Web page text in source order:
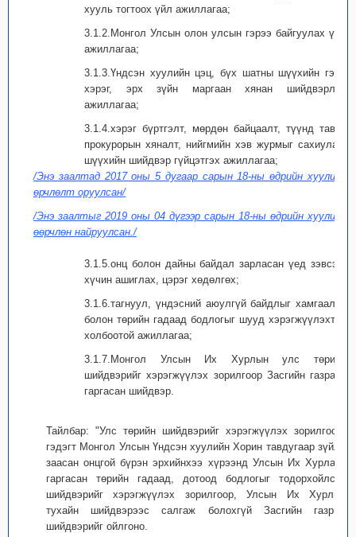
хууль тогтоох үйл ажиллагаа;
3.1.2.Монгол Улсын олон улсын гэрээ байгуулах үйл
ажиллагаа;
3.1.3.Үндсэн хуулийн цэц, бүх шатны шүүхийн гэмт
хэрэг, эрх зүйн маргаан хянан шийдвэрлэх
ажиллагаа;
3.1.4.хэрэг бүртгэлт, мөрдөн байцаалт, түүнд тавих
прокурорын хяналт, нийгмийн хэв журмыг сахиулах,
шүүхийн шийдвэр гүйцэтгэх ажиллагаа;
/Энэ заалтад 2017 оны 5 дугаар сарын 18-ны өдрийн хуулиар
өрчлөлт оруулсан/
/Энэ заалтыг 2019 оны 04 дүгээр сарын 18-ны өдрийн хуулиар
өөрчлөн найруулсан./
3.1.5.онц болон дайны байдал зарласан үед зэвсэгт
хүчин ашиглах, цэрэг хөдөлгөх;
3.1.6.тагнуул, үндэсний аюулгүй байдлыг хамгаалах
болон төрийн гадаад бодлогыг шууд хэрэгжүүлэхтэй
холбоотой ажиллагаа;
3.1.7.Монгол Улсын Их Хурлын улс төрийн
шийдвэрийг хэрэгжүүлэх зорилгоор Засгийн газраас
гаргасан шийдвэр.
Тайлбар: "Улс төрийн шийдвэрийг хэрэгжүүлэх зорилгоор"
гэдэгт Монгол Улсын Үндсэн хуулийн Хорин тавдугаар зүйлд
заасан онцгой бүрэн эрхийнхээ хүрээнд Улсын Их Хурлаас
гаргасан төрийн гадаад, дотоод бодлогыг тодорхойлсон
шийдвэрийг хэрэгжүүлэх зорилгоор, Улсын Их Хурлын
тухайн шийдвэрээс салгаж болохгүй Засгийн газрын
шийдвэрийг ойлгоно.